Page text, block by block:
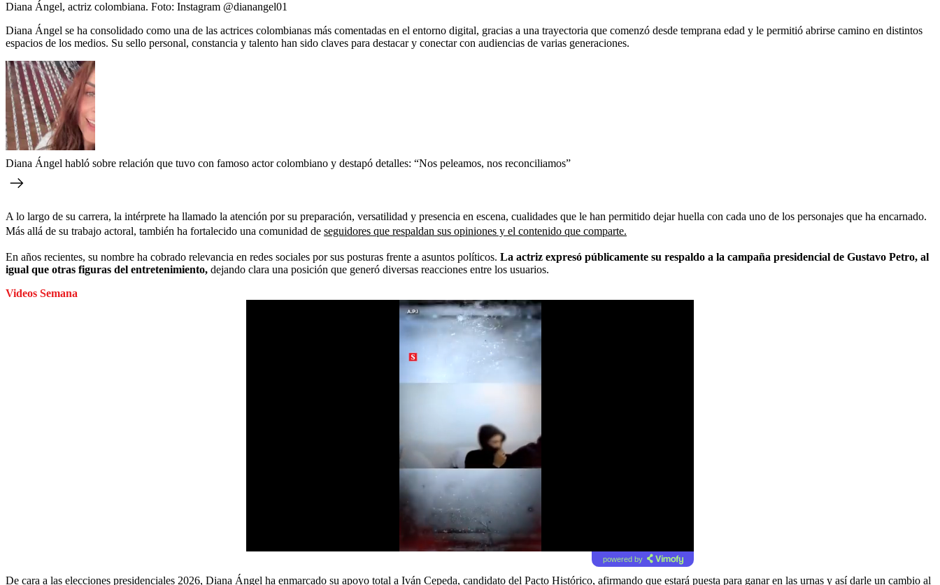
Diana Ángel, actriz colombiana. Foto: Instagram @dianangel01
Diana Ángel se ha consolidado como una de las actrices colombianas más comentadas en el entorno digital, gracias a una trayectoria que comenzó desde temprana edad y le permitió abrirse camino en distintos
espacios de los medios. Su sello personal, constancia y talento han sido claves para destacar y conectar con audiencias de varias generaciones.
Diana Ángel habló sobre relación que tuvo con famoso actor colombiano y destapó detalles: “Nos peleamos, nos reconciliamos”
A lo largo de su carrera, la intérprete ha llamado la atención por su preparación, versatilidad y presencia en escena, cualidades que le han permitido dejar huella con cada uno de los personajes que ha encarnado.
Más allá de su trabajo actoral, también ha fortalecido una comunidad de seguidores que respaldan sus opiniones y el contenido que comparte.
En años recientes, su nombre ha cobrado relevancia en redes sociales por sus posturas frente a asuntos políticos. La actriz expresó públicamente su respaldo a la campaña presidencial de Gustavo Petro, al
igual que otras figuras del entretenimiento, dejando clara una posición que generó diversas reacciones entre los usuarios.
Videos Semana
powered by
De cara a las elecciones presidenciales 2026, Diana Ángel ha enmarcado su apoyo total a Iván Cepeda, candidato del Pacto Histórico, afirmando que estará puesta para ganar en las urnas y así darle un cambio al